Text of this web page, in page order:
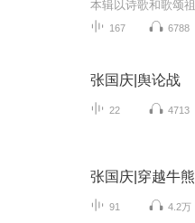
167 6788
张国庆|舆论战
22 4713
张国庆|穿越牛熊
91 4.2万